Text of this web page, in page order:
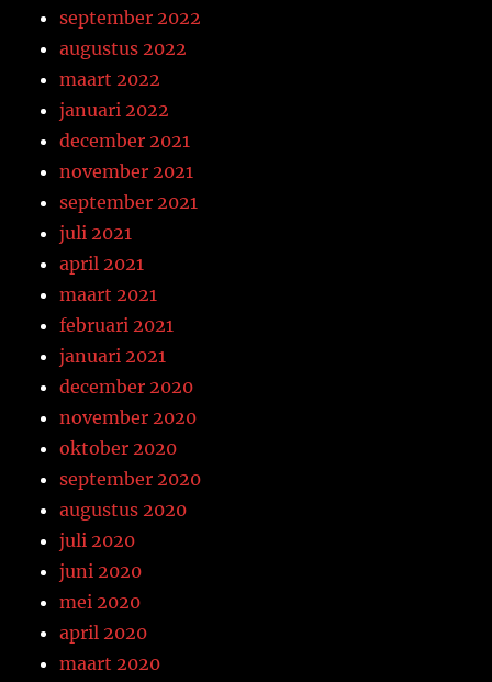
september 2022
augustus 2022
maart 2022
januari 2022
december 2021
november 2021
september 2021
juli 2021
april 2021
maart 2021
februari 2021
januari 2021
december 2020
november 2020
oktober 2020
september 2020
augustus 2020
juli 2020
juni 2020
mei 2020
april 2020
maart 2020